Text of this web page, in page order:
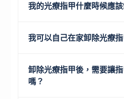
我的光療指甲什麼時候應該
我可以自己在家卸除光療指
卸除光療指甲後，需要讓
嗎？